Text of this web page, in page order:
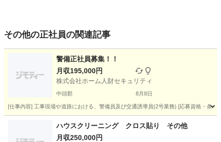
その他の正社員の関連記事
警備正社員募集！！
月収195,000円
株式会社ホーム人財セキュリティ
中頭郡 8月8日
[仕事内容] 工事現場や道路における、警備員及び交通誘導員(2号業務) [応募資格・条
その他
ハウスクリーニング クロス貼り その他
月収250,000円